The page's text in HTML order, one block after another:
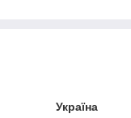
Україна